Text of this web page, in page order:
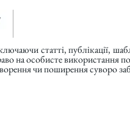
статті, публікації,
на особисте використання
чи поширення суворо